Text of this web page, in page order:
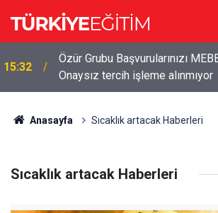
15:32
Özür Grubu Başvurularınızı
Onaysız tercih işleme alınmıyor
Anasayfa Sıcaklık artacak Haberleri
Sıcaklık artacak Haberleri